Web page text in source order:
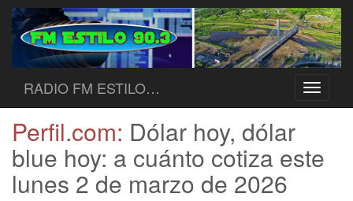
Toggle
RADIO FM ESTILO…
Perfil.com: Dólar hoy, dólar
blue hoy: a cuánto cotiza este
lunes 2 de marzo de 2026